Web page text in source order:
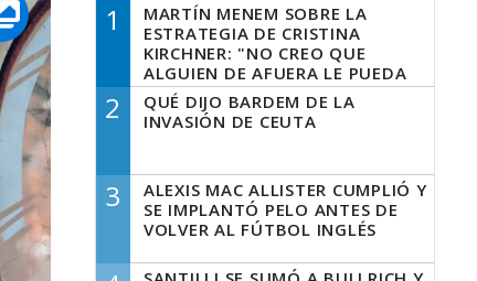
1
MARTÍN MENEM SOBRE LA
ESTRATEGIA DE CRISTINA
KIRCHNER: "NO CREO QUE
ALGUIEN DE AFUERA LE PUEDA
DECIR A LA JUSTICIA LO QUE
TIENE QUE HACER"
2
QUÉ DIJO BARDEM DE LA
INVASIÓN DE CEUTA
3
ALEXIS MAC ALLISTER CUMPLIÓ Y
SE IMPLANTÓ PELO ANTES DE
VOLVER AL FÚTBOL INGLÉS